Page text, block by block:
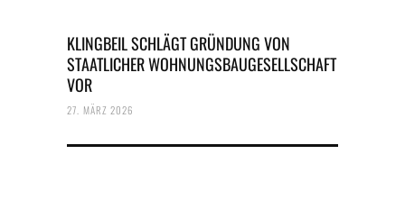
KLINGBEIL SCHLÄGT GRÜNDUNG VON
STAATLICHER WOHNUNGSBAUGESELLSCHAFT
VOR
27. MÄRZ 2026